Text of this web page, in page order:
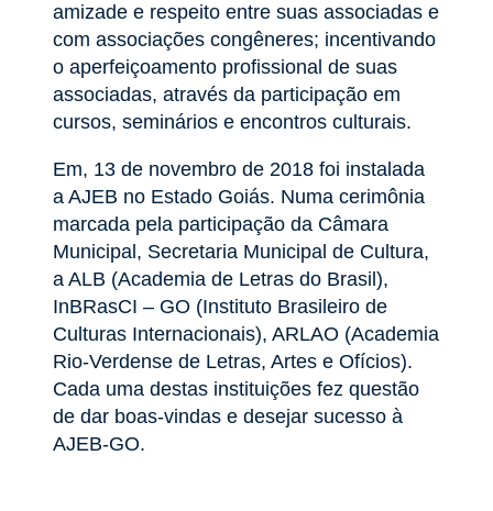
amizade e respeito entre suas associadas e
com associações congêneres; incentivando
o aperfeiçoamento profissional de suas
associadas, através da participação em
cursos, seminários e encontros culturais.
Em, 13 de novembro de 2018 foi instalada
a AJEB no Estado Goiás. Numa cerimônia
marcada pela participação da Câmara
Municipal, Secretaria Municipal de Cultura,
a ALB (Academia de Letras do Brasil),
InBRasCI – GO (Instituto Brasileiro de
Culturas Internacionais), ARLAO (Academia
Rio-Verdense de Letras, Artes e Ofícios).
Cada uma destas instituições fez questão
de dar boas-vindas e desejar sucesso à
AJEB-GO.